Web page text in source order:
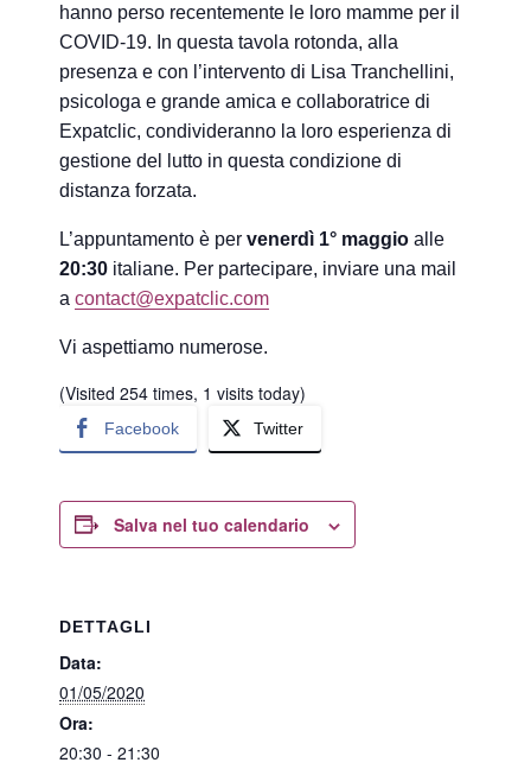
hanno perso recentemente le loro mamme per il
COVID-19. In questa tavola rotonda, alla
presenza e con l’intervento di Lisa Tranchellini,
psicologa e grande amica e collaboratrice di
Expatclic, condivideranno la loro esperienza di
gestione del lutto in questa condizione di
distanza forzata.
L’appuntamento è pervenerdì 1° maggio alle
20:30 italiane. Per partecipare, inviare una mail
acontact@expatclic.com
Vi aspettiamo numerose.
(Visited 254 times, 1 visits today)
Facebook Twitter
Salva nel tuo calendario
DETTAGLI
Data:
01/05/2020
Ora:
20:30 - 21:30